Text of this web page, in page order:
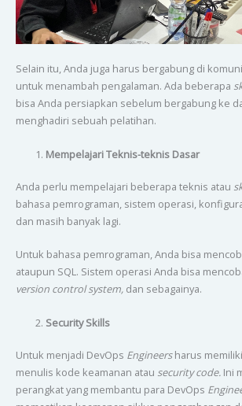
Selain itu, Anda juga harus bergabung di
untuk menambah pengalaman. Ada beberapa
bisa Anda persiapkan sebelum bergabung ke
menghadiri sebuah pelatihan.
Mempelajari Teknis-teknis Dasar
Anda perlu mempelajari beberapa teknis atau
bahasa pemrograman, sistem operasi,
dan masih banyak lagi.
Untuk bahasa pemrograman, Anda bisa
ataupun SQL. Sistem operasi Anda bisa
version control system, dan sebagainya.
Security Skills
Untuk menjadi DevOps Engineersharus
menulis kode keamanan atau security code. Ini
perangkat yang membantu para DevOps